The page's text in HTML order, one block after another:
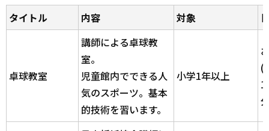
タイトル 内容 対象
卓球教室
講師による卓球教
室。
児童館内でできる人
気のスポーツ。基本
的技術を習います。
小学1年以上
(